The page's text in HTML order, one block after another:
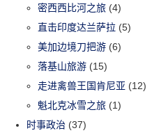
密西西比河之旅 (4)
直击印度达兰萨拉 (5)
美加边境刀把游 (6)
落基山旅游 (15)
走进禽兽王国肯尼亚 (12)
魁北克冰雪之旅 (1)
时事政治 (37)